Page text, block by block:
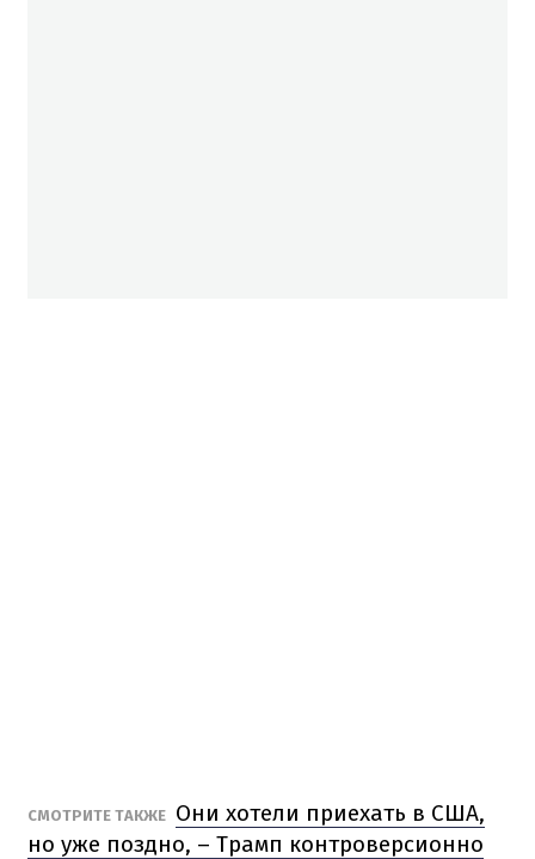
СМОТРИТЕ ТАКЖЕ Они хотели приехать в США,
но уже поздно, – Трамп контроверсионно